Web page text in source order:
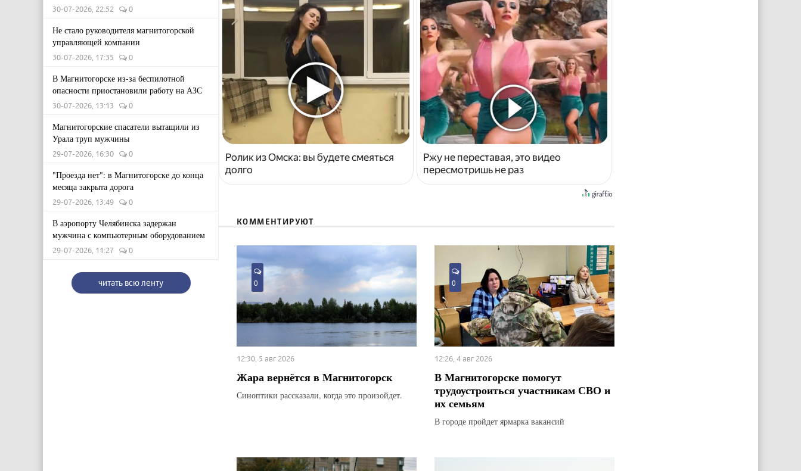
30-07-2026, 22:52 0
Не стало руководителя магнитогорской
управляющей компании
30-07-2026, 17:35 0
В Магнитогорске из-за беспилотной
опасности приостановили работу на АЗС
30-07-2026, 13:13 0
Магнитогорские спасатели вытащили из
Урала труп мужчины
29-07-2026, 16:30 0
"Проезда нет": в Магнитогорске до конца
месяца закрыта дорога
29-07-2026, 13:49 0
В аэропорту Челябинска задержан
мужчина с компьютерным оборудованием
29-07-2026, 11:27 0
читать всю ленту
Ролик из Омска: вы будете смеяться
долго
Ржу не переставая, это видео
пересмотришь не раз
КОММЕНТИРУЮТ
0
12:30, 5 авг 2026
Жара вернётся в Магнитогорск
Синоптики рассказали, когда это произойдет.
0
12:26, 4 авг 2026
В Магнитогорске помогут
трудоустроиться участникам СВО и
их семьям
В городе пройдет ярмарка вакансий